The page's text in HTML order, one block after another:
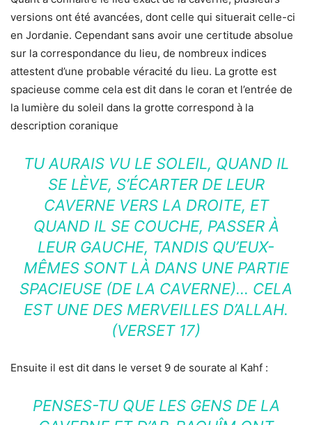
versions ont été avancées, dont celle qui situerait celle-ci
en Jordanie. Cependant sans avoir une certitude absolue
sur la correspondance du lieu, de nombreux indices
attestent d’une probable véracité du lieu. La grotte est
spacieuse comme cela est dit dans le coran et l’entrée de
la lumière du soleil dans la grotte correspond à la
description coranique
TU AURAIS VU LE SOLEIL, QUAND IL
SE LÈVE, S’ÉCARTER DE LEUR
CAVERNE VERS LA DROITE, ET
QUAND IL SE COUCHE, PASSER À
LEUR GAUCHE, TANDIS QU’EUX-
MÊMES SONT LÀ DANS UNE PARTIE
SPACIEUSE (DE LA CAVERNE)… CELA
EST UNE DES MERVEILLES D’ALLAH.
(VERSET 17)
Ensuite il est dit dans le verset 9 de sourate al Kahf :
PENSES-TU QUE LES GENS DE LA